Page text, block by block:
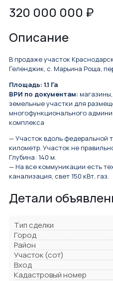
320 000 000 ₽
Описание
В продаже участок
Геленджик, с. Марьина Роща,
Площадь: 1.1 Га
ВРИ по документам:
земельные участки для
многофункционального
комплекса
— Участок вдоль федеральной
километр. Участок не
Глубина: 140 м.
— На все коммуникации есть
канализация, свет 150 кВт, газ.
Детали
Тип сделки
Город
Район
Участок (сот)
Вход
Кадастровый номер